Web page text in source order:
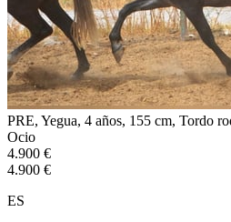
PRE, Yegua, 4 años, 155 cm, Tordo
Ocio
4.900 €
4.900 €
ES